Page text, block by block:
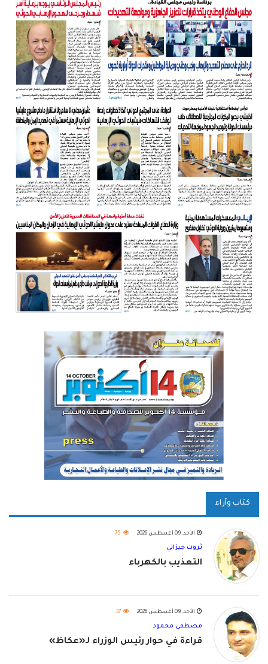
كتاب وآراء
الأحد, 09 أغسطس 2026 75
ثروت جيزاني
التعذيب بالكهرباء
الأحد, 09 أغسطس 2026 37
مصطفى محمود
قراءة في حوار رئيس الوزراء لـ«عكاظ»